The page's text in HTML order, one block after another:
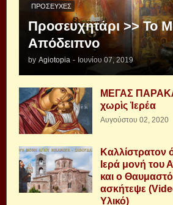
ΠΡΟΣΕΥΧΈΣ
Προσευχητάρι >> Το
Απόδειπνο
by Agiotopia - Ιουνίου 07, 2019
ΜΕΓΑΣ
χωρὶς Ἱερέα
Αυγούστου 02, 2020
Καλλίστρατον
Ιερά μονή του
και ο
ασκήτεψε
Υλικό)